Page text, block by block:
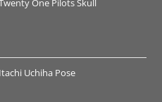
One Pilots Skull
€
Uchiha Pose